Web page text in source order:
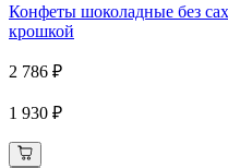
Конфеты шоколадные без
крошкой
2 786 ₽
1 930 ₽